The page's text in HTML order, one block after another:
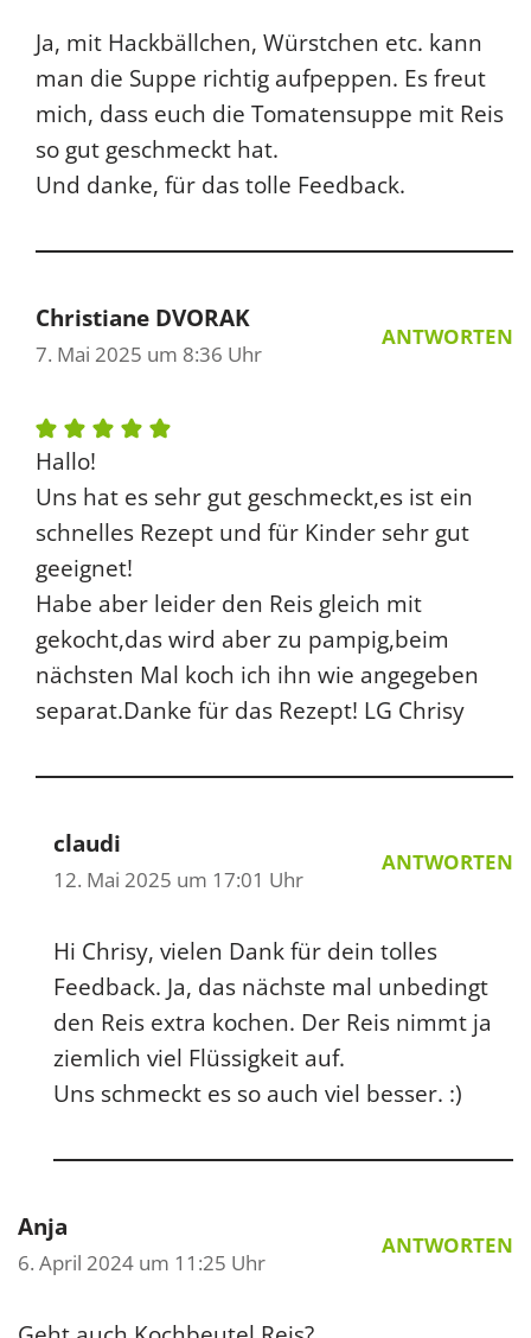
Ja, mit Hackbällchen, Würstchen etc. kann
man die Suppe richtig aufpeppen. Es freut
mich, dass euch die Tomatensuppe mit Reis
so gut geschmeckt hat.
Und danke, für das tolle Feedback.
Christiane DVORAK
7. Mai 2025 um 8:36 Uhr
ANTWORTEN
Hallo!
Uns hat es sehr gut geschmeckt,es ist ein
schnelles Rezept und für Kinder sehr gut
geeignet!
Habe aber leider den Reis gleich mit
gekocht,das wird aber zu pampig,beim
nächsten Mal koch ich ihn wie angegeben
separat.Danke für das Rezept! LG Chrisy
claudi
12. Mai 2025 um 17:01 Uhr
ANTWORTEN
Hi Chrisy, vielen Dank für dein tolles
Feedback. Ja, das nächste mal unbedingt
den Reis extra kochen. Der Reis nimmt ja
ziemlich viel Flüssigkeit auf.
Uns schmeckt es so auch viel besser. :)
Anja
6. April 2024 um 11:25 Uhr
ANTWORTEN